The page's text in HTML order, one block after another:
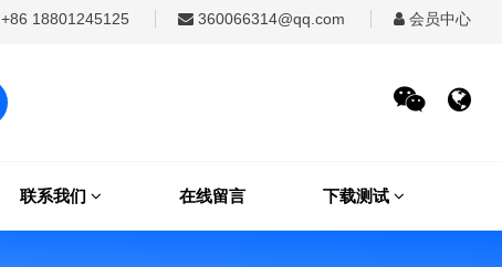
+86 18801245125 360066314@qq.com 会员中心
联系我们 在线留言 下载测试